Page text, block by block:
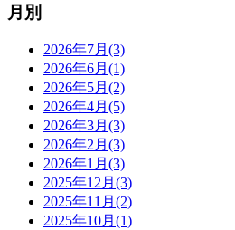
月別
2026年7月(3)
2026年6月(1)
2026年5月(2)
2026年4月(5)
2026年3月(3)
2026年2月(3)
2026年1月(3)
2025年12月(3)
2025年11月(2)
2025年10月(1)